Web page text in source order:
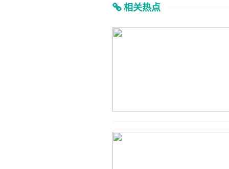
相关热点